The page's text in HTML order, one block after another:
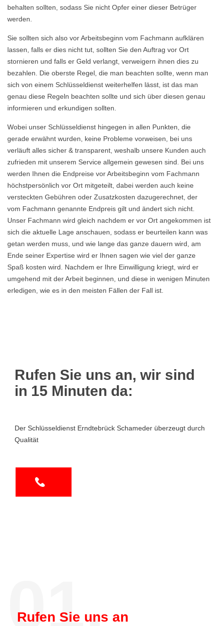
behalten sollten, sodass Sie nicht Opfer einer dieser Betrüger
werden.
Sie sollten sich also vor Arbeitsbeginn vom Fachmann aufklären
lassen, falls er dies nicht tut, sollten Sie den Auftrag vor Ort
stornieren und falls er Geld verlangt, verweigern ihnen dies zu
bezahlen. Die oberste Regel, die man beachten sollte, wenn man
sich von einem Schlüsseldienst weiterhelfen lässt, ist das man
genau diese Regeln beachten sollte und sich über diesen genau
informieren und erkundigen sollten.
Wobei unser Schlüsseldienst hingegen in allen Punkten, die
gerade erwähnt wurden, keine Probleme vorweisen, bei uns
verläuft alles sicher & transparent, weshalb unsere Kunden auch
zufrieden mit unserem Service allgemein gewesen sind. Bei uns
werden Ihnen die Endpreise vor Arbeitsbeginn vom Fachmann
höchstpersönlich vor Ort mitgeteilt, dabei werden auch keine
versteckten Gebühren oder Zusatzkosten dazugerechnet, der
vom Fachmann genannte Endpreis gilt und ändert sich nicht.
Unser Fachmann wird gleich nachdem er vor Ort angekommen ist
sich die aktuelle Lage anschauen, sodass er beurteilen kann was
getan werden muss, und wie lange das ganze dauern wird, am
Ende seiner Expertise wird er Ihnen sagen wie viel der ganze
Spaß kosten wird. Nachdem er Ihre Einwilligung kriegt, wird er
umgehend mit der Arbeit beginnen, und diese in wenigen Minuten
erledigen, wie es in den meisten Fällen der Fall ist.
Rufen Sie uns an, wir sind
in 15 Minuten da:
Der Schlüsseldienst Erndtebrück Schameder überzeugt durch
Qualität
01.
Rufen Sie uns an